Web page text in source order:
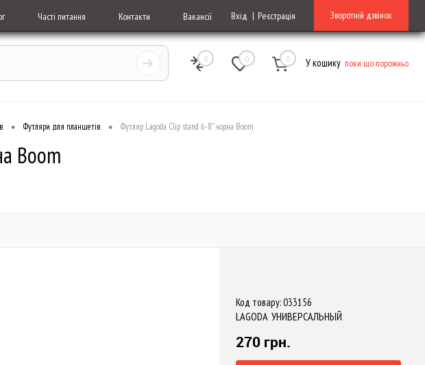
Часті питання Контакти Вакансії Вхід Реєстрація Зворотній дзвінок
0 0 0 У кошику поки що порожньо
• Футляри для планшетів • Футляр Lagoda Clip stand 6-8" чорна Boom
Boom
Код товару: 033156
LAGODA УНИВЕРСАЛЬНЫЙ
270 грн.